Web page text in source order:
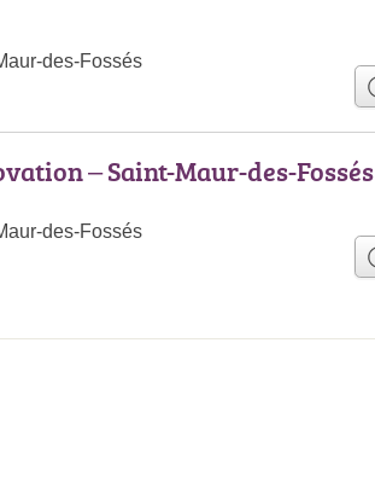
des-Fossés
– Saint-Maur-des-Fossés
des-Fossés